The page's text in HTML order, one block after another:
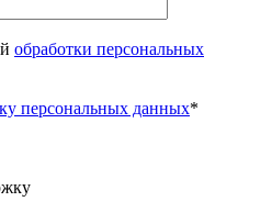
обработки персональных
персональных данных*